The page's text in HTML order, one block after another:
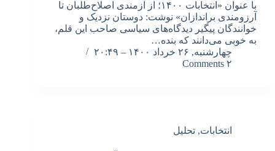
با عنوان «انتخابات ۱۴۰۰؛ از آزمندی اصلاح‌طلبان تا
آرزومندی براندازان» نوشت: دوستان نزدیک و
خوانندگان پیگیر دیدگاه‌های سیاسی صاحب این قلم،
به خوبی می‌دانند که بنده…
چهارشنبه, ۲۶ خرداد ۱۴۰۰ – ۲۰:۴۹
۲ Comments
انتخابات, تحلیل